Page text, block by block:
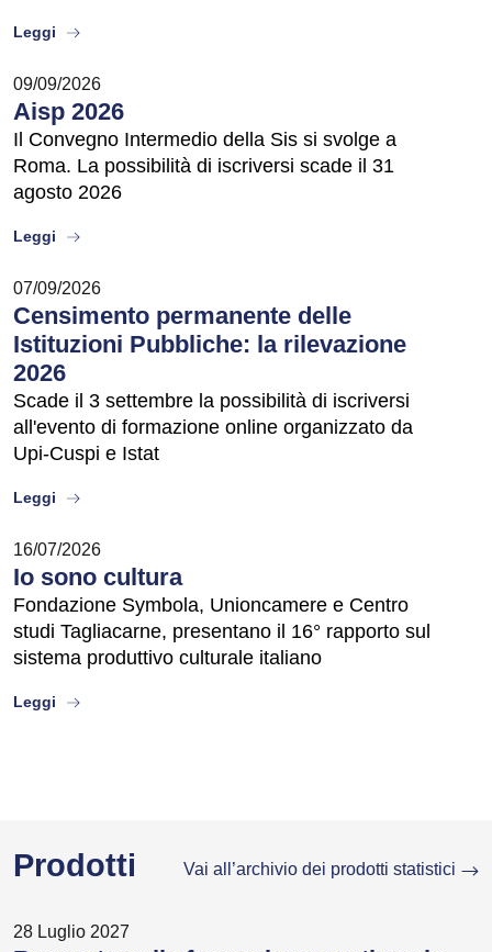
Leggi about
09/09/2026
Aisp 2026
Il Convegno Intermedio della Sis si svolge a
Roma. La possibilità di iscriversi scade il 31
agosto 2026
Leggi about
07/09/2026
Censimento permanente delle
Istituzioni Pubbliche: la rilevazione
2026
Scade il 3 settembre la possibilità di iscriversi
all'evento di formazione online organizzato da
Upi-Cuspi e Istat
Leggi about
16/07/2026
Io sono cultura
Fondazione Symbola, Unioncamere e Centro
studi Tagliacarne, presentano il 16° rapporto sul
sistema produttivo culturale italiano
Leggi about
Prodotti Vai all’archivio dei prodotti statistici
28 Luglio 2027